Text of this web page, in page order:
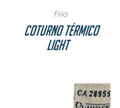
Frio
Coturno Térmico
Light